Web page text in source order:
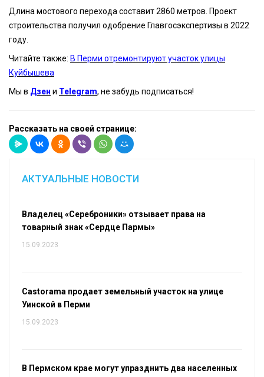
Длина мостового перехода составит 2860 метров. Проект
строительства получил одобрение Главгосэкспертизы в 2022
году.
Читайте также: В Перми отремонтируют участок улицы
Куйбышева
Мы в Дзен и Telegram, не забудь подписаться!
Рассказать на своей странице:
АКТУАЛЬНЫЕ НОВОСТИ
Владелец «Сереброники» отзывает права на
товарный знак «Сердце Пармы»
15.09.2023
Castorama продает земельный участок на улице
Уинской в Перми
15.09.2023
В Пермском крае могут упразднить два населенных